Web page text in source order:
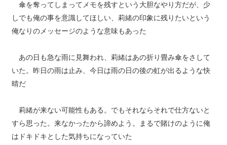
傘を奪ってしまってメモを残すという大胆なやり方だが、少
しでも俺の事を意識してほしい、莉緒の印象に残りたいという
俺なりのメッセージのような意味もあった
あの日も急な雨に見舞われ、莉緒はあの折り畳み傘をさして
いた。昨日の雨は止み、今日は雨の日の後の虹が出るような快
晴だ
莉緒が来ない可能性もある。でもそれならそれで仕方ないと
すら思った。来なかったから諦めよう。まるで賭けのように俺
はドキドキとした気持ちになっていた